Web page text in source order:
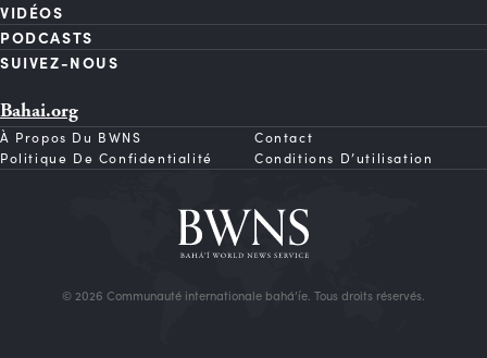
VIDÉOS
PODCASTS
SUIVEZ-NOUS
Bahai.org
À Propos Du BWNS
Contact
Politique De Confidentialité
Conditions D’utilisation
© 2026 Communauté internationale bahá’íe. Tous droits réservés.